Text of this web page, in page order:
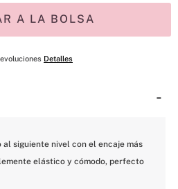
A LA BOLSA
Detalles
al siguiente nivel con el encaje más
elástico y cómodo, perfecto